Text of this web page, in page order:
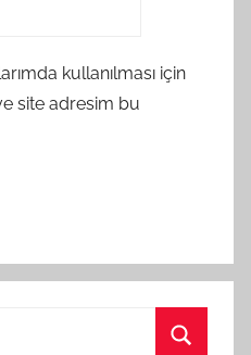
kullanılması için
site adresim bu